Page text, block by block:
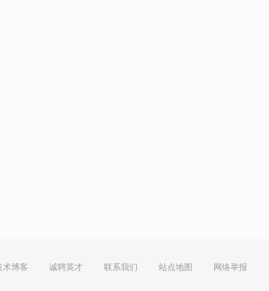
术博客 诚聘英才 联系我们 站点地图 网络举报